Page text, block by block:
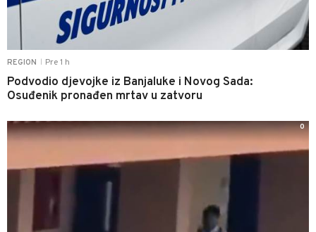
REGION Pre 1 h
Podvodio djevojke iz Banjaluke i Novog Sada:
Osuđenik pronađen mrtav u zatvoru
0